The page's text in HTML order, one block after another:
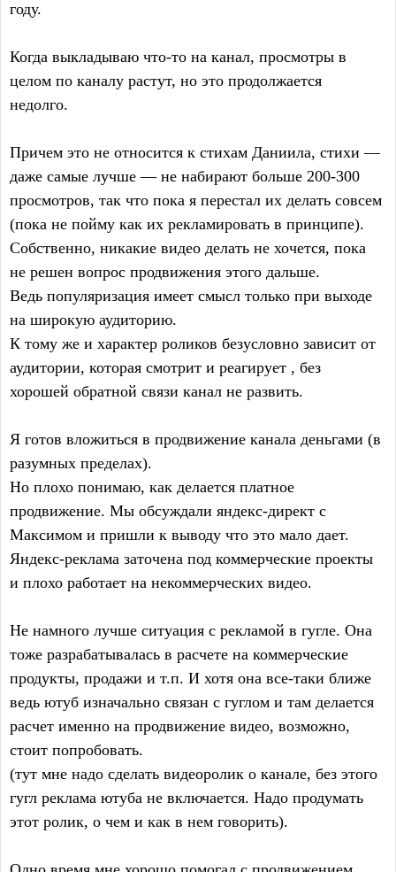
году.
Когда выкладываю что-то на канал, просмотры в
целом по каналу растут, но это продолжается
недолго.
Причем это не относится к стихам Даниила, стихи —
даже самые лучше — не набирают больше 200-300
просмотров, так что пока я перестал их делать совсем
(пока не пойму как их рекламировать в принципе).
Собственно, никакие видео делать не хочется, пока
не решен вопрос продвижения этого дальше.
Ведь популяризация имеет смысл только при выходе
на широкую аудиторию.
К тому же и характер роликов безусловно зависит от
аудитории, которая смотрит и реагирует , без
хорошей обратной связи канал не развить.
Я готов вложиться в продвижение канала деньгами (в
разумных пределах).
Но плохо понимаю, как делается платное
продвижение. Мы обсуждали яндекс-директ с
Максимом и пришли к выводу что это мало дает.
Яндекс-реклама заточена под коммерческие проекты
и плохо работает на некоммерческих видео.
Не намного лучше ситуация с рекламой в гугле. Она
тоже разрабатывалась в расчете на коммерческие
продукты, продажи и т.п. И хотя она все-таки ближе
ведь ютуб изначально связан с гуглом и там делается
расчет именно на продвижение видео, возможно,
стоит попробовать.
(тут мне надо сделать видеоролик о канале, без этого
гугл реклама ютуба не включается. Надо продумать
этот ролик, о чем и как в нем говорить).